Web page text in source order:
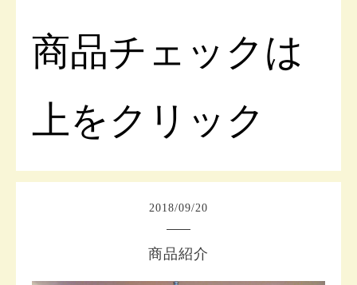
商品チェックは
上をクリック
2018/09/20
商品紹介